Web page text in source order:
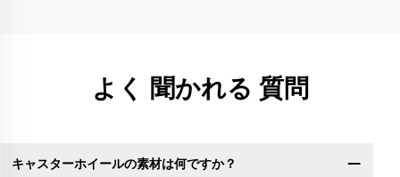
よく 聞かれる 質問
キャスターホイールの素材は何ですか？